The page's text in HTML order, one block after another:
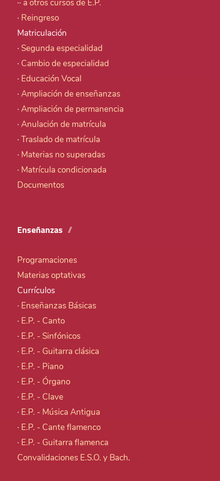
·· a otros cursos de E.P.
· Reingreso
Matriculación
· Segunda especialidad
· Cambio de especialidad
· Educación Vocal
· Ampliación de enseñanzas
· Ampliación de permanencia
· Anulación de matrícula
· Traslado de matrícula
· Materias no superadas
· Matrícula condicionada
Documentos
Enseñanzas
Programaciones
Materias optativas
Currículos
· Enseñanzas Básicas
· E.P. - Canto
· E.P. - Sinfónicos
· E.P. - Guitarra clásica
· E.P. - Piano
· E.P. - Órgano
· E.P. - Clave
· E.P. - Música Antigua
· E.P. - Cante flamenco
· E.P. - Guitarra flamenca
Convalidaciones E.S.O. y Bach.